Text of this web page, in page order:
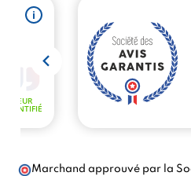
Marchand approuvé par la